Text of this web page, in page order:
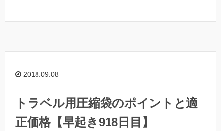
2018.09.08
トラベル用圧縮袋のポイントと適
正価格【早起き918日目】